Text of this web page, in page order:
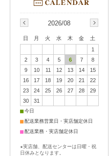
2026/08
日 月 火 水 木 金
土
1
2
3 4 5 6 7
8
9
10 11 12 13 14
15
16
17 18 19 20 21
22
23
24 25 26 27 28
29
30
31
■今日
■配送業務営業日・実店舗定休日
■配送業務・実店舗定休日
★実店舗、配送センターは日曜・祝
日休みとなります。